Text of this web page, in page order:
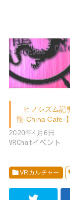
ヒノシズム記
龍-China Cafe-】
2020年4月6日
VRChatイベント
VRカルチャー